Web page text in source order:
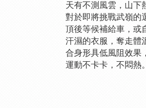
天有不測風雲，山下
對於即將挑戰武嶺的
頂後等候補給車，或
汗濕的衣服，奪走體
合身形具低風阻效果
運動不卡卡，不悶熱。